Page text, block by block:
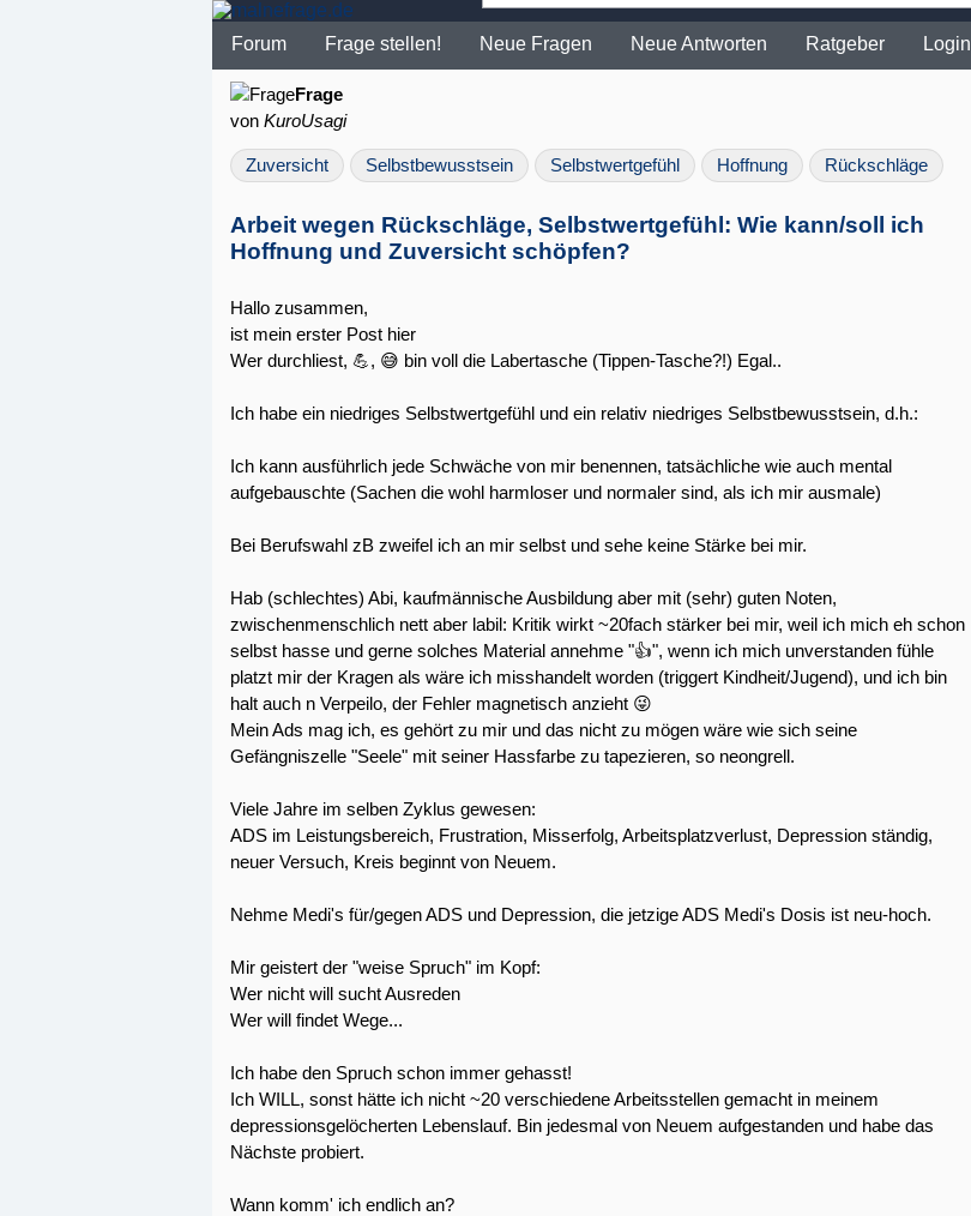
Forum Frage stellen! Neue Fragen Neue Antworten Ratgeber Login
Frage
von KuroUsagi
Zuversicht Selbstbewusstsein Selbstwertgefühl Hoffnung Rückschläge
Arbeit wegen Rückschläge, Selbstwertgefühl: Wie kann/soll ich
Hoffnung und Zuversicht schöpfen?
Hallo zusammen,
ist mein erster Post hier
Wer durchliest, 💪, 😅 bin voll die Labertasche (Tippen-Tasche?!) Egal..
Ich habe ein niedriges Selbstwertgefühl und ein relativ niedriges Selbstbewusstsein, d.h.:
Ich kann ausführlich jede Schwäche von mir benennen, tatsächliche wie auch mental
aufgebauschte (Sachen die wohl harmloser und normaler sind, als ich mir ausmale)
Bei Berufswahl zB zweifel ich an mir selbst und sehe keine Stärke bei mir.
Hab (schlechtes) Abi, kaufmännische Ausbildung aber mit (sehr) guten Noten,
zwischenmenschlich nett aber labil: Kritik wirkt ~20fach stärker bei mir, weil ich mich eh schon
selbst hasse und gerne solches Material annehme "👍", wenn ich mich unverstanden fühle
platzt mir der Kragen als wäre ich misshandelt worden (triggert Kindheit/Jugend), und ich bin
halt auch n Verpeilo, der Fehler magnetisch anzieht 😜
Mein Ads mag ich, es gehört zu mir und das nicht zu mögen wäre wie sich seine
Gefängniszelle "Seele" mit seiner Hassfarbe zu tapezieren, so neongrell.
Viele Jahre im selben Zyklus gewesen:
ADS im Leistungsbereich, Frustration, Misserfolg, Arbeitsplatzverlust, Depression ständig,
neuer Versuch, Kreis beginnt von Neuem.
Nehme Medi's für/gegen ADS und Depression, die jetzige ADS Medi's Dosis ist neu-hoch.
Mir geistert der "weise Spruch" im Kopf:
Wer nicht will sucht Ausreden
Wer will findet Wege...
Ich habe den Spruch schon immer gehasst!
Ich WILL, sonst hätte ich nicht ~20 verschiedene Arbeitsstellen gemacht in meinem
depressionsgelöcherten Lebenslauf. Bin jedesmal von Neuem aufgestanden und habe das
Nächste probiert.
Wann komm' ich endlich an?